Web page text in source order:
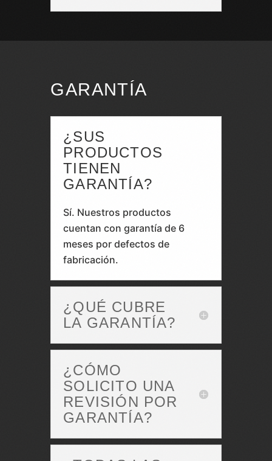
GARANTÍA
¿SUS
PRODUCTOS
TIENEN
GARANTÍA?
Sí. Nuestros productos
cuentan con garantía de 6
meses por defectos de
fabricación.
¿QUÉ CUBRE
LA GARANTÍA?
¿CÓMO
SOLICITO UNA
REVISIÓN POR
GARANTÍA?